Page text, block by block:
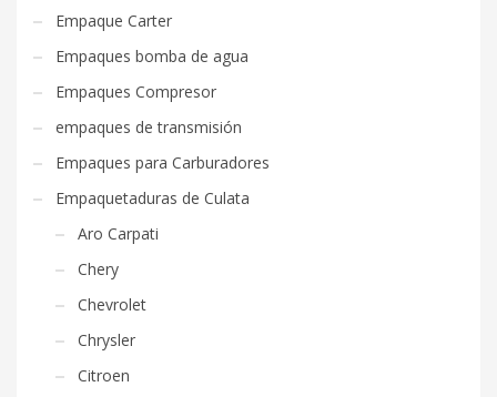
Empaque Carter
Empaques bomba de agua
Empaques Compresor
empaques de transmisión
Empaques para Carburadores
Empaquetaduras de Culata
Aro Carpati
Chery
Chevrolet
Chrysler
Citroen